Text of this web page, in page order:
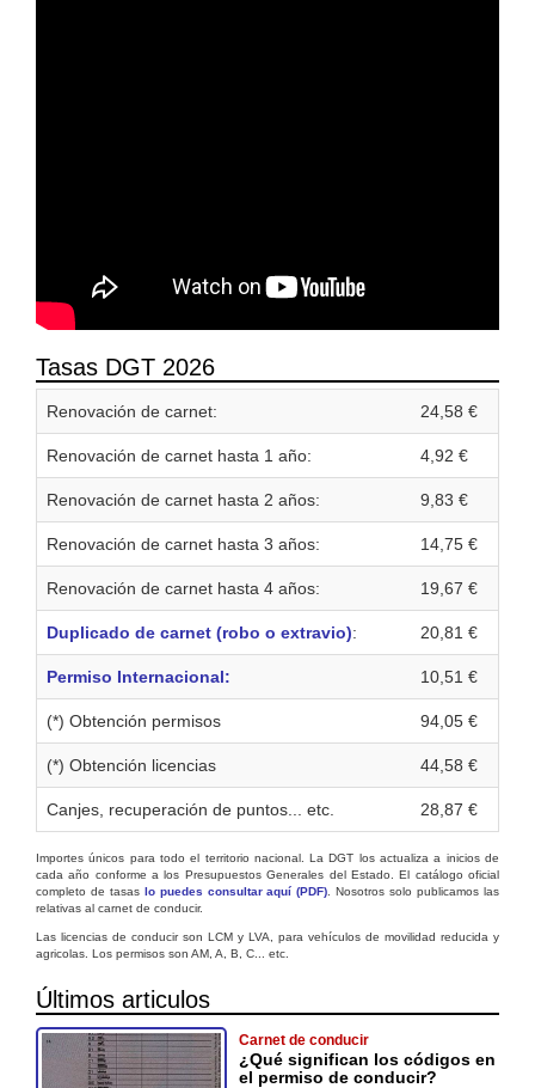
Tasas DGT 2026
Renovación de carnet: 24,58 €
Renovación de carnet hasta 1 año: 4,92 €
Renovación de carnet hasta 2 años: 9,83 €
Renovación de carnet hasta 3 años: 14,75 €
Renovación de carnet hasta 4 años: 19,67 €
Duplicado de carnet (robo o extravio): 20,81 €
Permiso Internacional: 10,51 €
(*) Obtención permisos 94,05 €
(*) Obtención licencias 44,58 €
Canjes, recuperación de puntos... etc. 28,87 €
Importes únicos para todo el territorio nacional. La DGT los actualiza a inicios de
cada año conforme a los Presupuestos Generales del Estado. El catálogo oficial
completo de tasas lo puedes consultar aquí (PDF) . Nosotros solo publicamos las
relativas al carnet de conducir.
Las licencias de conducir son LCM y LVA, para vehículos de movilidad reducida y
agricolas. Los permisos son AM, A, B, C... etc.
Últimos articulos
Carnet de conducir
¿Qué significan los códigos en
el permiso de conducir?